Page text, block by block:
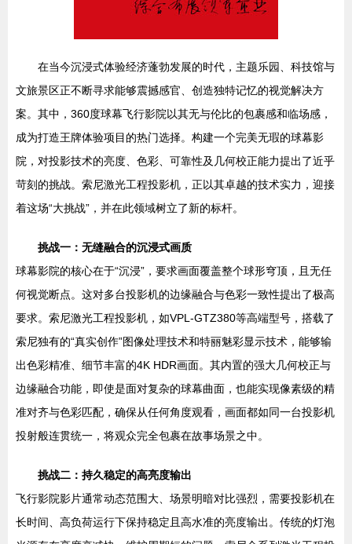
在当今沉浸式体验经济蓬勃发展的时代，主题乐园、科技馆与
文旅景区正不断寻求能够震撼感官、创造独特记忆的视觉解决方
案。其中，360度球幕飞行影院以其无与伦比的包裹感和临场感，
成为打造王牌体验项目的热门选择。构建一个完美无瑕的球幕影
院，对投影技术的亮度、色彩、可靠性及几何校正能力提出了近乎
苛刻的挑战。索尼激光工程投影机，正以其卓越的技术实力，迎接
着这场“大挑战”，并在此领域树立了新的标杆。
挑战一：无缝融合的沉浸式画质
球幕影院的核心在于“沉浸”，要求画面覆盖整个球形穹顶，且无任
何视觉断点。这对多台投影机的边缘融合与色彩一致性提出了极高
要求。索尼激光工程投影机，如VPL-GTZ380等高端型号，搭载了
索尼独有的“真实创作”图像处理技术和特丽魅彩显示技术，能够输
出色彩精准、细节丰富的4K HDR画面。其内置的强大几何校正与
边缘融合功能，即使是面对复杂的球幕曲面，也能实现像素级的精
准对齐与色彩匹配，确保从任何角度观看，画面都如同一台投影机
投射般连贯统一，将观众完全包裹在故事场景之中。
挑战二：持久稳定的高亮度输出
飞行影院影片通常动态范围大、场景明暗对比强烈，需要投影机在
长时间、高负荷运行下保持稳定且高水准的亮度输出。传统的灯泡